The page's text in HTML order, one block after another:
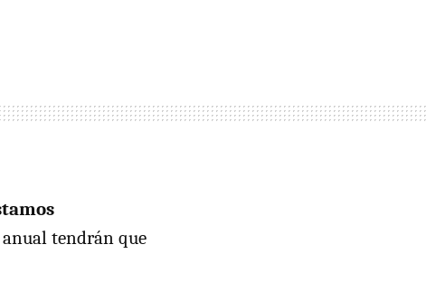
anual tendrán que